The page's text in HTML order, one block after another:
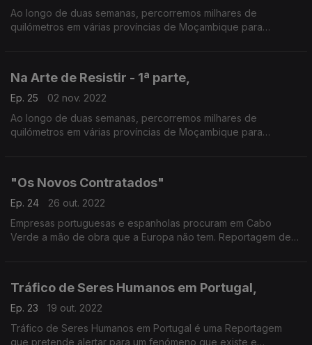
Ao longo de duas semanas, percorremos milhares de
quilómetros em várias províncias de Moçambique para
Na Arte de Resistir - 1ª parte,
Ep. 25
02 nov. 2022
Ao longo de duas semanas, percorremos milhares de
quilómetros em várias províncias de Moçambique para
"Os Novos Contratados"
Ep. 24
26 out. 2022
Empresas portuguesas e espanholas procuram em Cabo
Verde a mão de obra que a Europa não tem. Reportagem de
Tráfico de Seres Humanos em Portugal,
Ep. 23
19 out. 2022
Tráfico de Seres Humanos em Portugal é uma Reportagem
que pretende alertar para um fenómeno que existe e